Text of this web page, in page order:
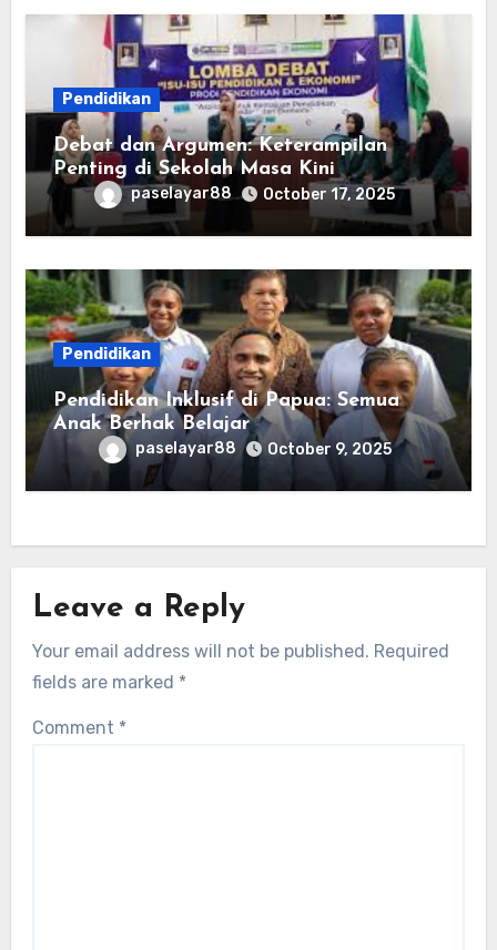
Pendidikan
Debat dan Argumen: Keterampilan
Penting di Sekolah Masa Kini
paselayar88 October 17, 2025
Pendidikan
Pendidikan Inklusif di Papua: Semua
Anak Berhak Belajar
paselayar88 October 9, 2025
Leave a Reply
Your email address will not be published. Required
fields are marked *
Comment *